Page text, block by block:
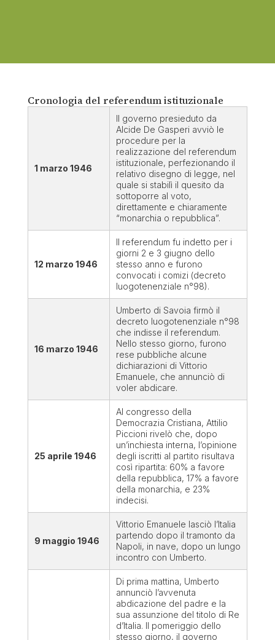
Cronologia del referendum istituzionale
1 marzo 1946
Il governo presieduto da
Alcide De Gasperi avviò le
procedure per la
realizzazione del referendum
istituzionale, perfezionando il
relativo disegno di legge, nel
quale si stabilì il quesito da
sottoporre al voto,
direttamente e chiaramente
“monarchia o repubblica”.
12 marzo 1946
Il referendum fu indetto per i
giorni 2 e 3 giugno dello
stesso anno e furono
convocati i comizi (decreto
luogotenenziale n°98).
16 marzo 1946
Umberto di Savoia firmò il
decreto luogotenenziale n°98
che indisse il referendum.
Nello stesso giorno, furono
rese pubbliche alcune
dichiarazioni di Vittorio
Emanuele, che annunciò di
voler abdicare.
25 aprile 1946
Al congresso della
Democrazia Cristiana, Attilio
Piccioni rivelò che, dopo
un’inchiesta interna, l’opinione
degli iscritti al partito risultava
così ripartita: 60% a favore
della repubblica, 17% a favore
della monarchia, e 23%
indecisi.
9 maggio 1946
Vittorio Emanuele lasciò l’Italia
partendo dopo il tramonto da
Napoli, in nave, dopo un lungo
incontro con Umberto.
Di prima mattina, Umberto
annunciò l’avvenuta
abdicazione del padre e la
sua assunzione del titolo di Re
d’Italia. Il pomeriggio dello
stesso giorno, il governo